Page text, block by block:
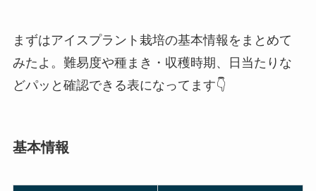
まずはアイスプラント栽培の基本情報をまとめて
みたよ。難易度や種まき・収穫時期、日当たりな
どパッと確認できる表になってます👇
基本情報